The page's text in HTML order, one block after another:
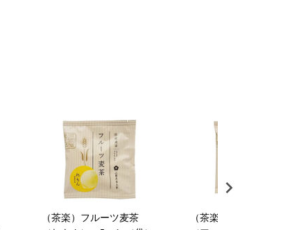
（茶楽）フルーツ麦茶
（茶楽）フルーツ麦茶